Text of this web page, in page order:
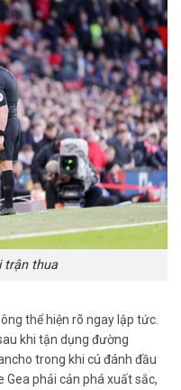
trận thua
thể hiện rõ ngay lập tức.
khi tận dụng đường
trong khi cú đánh đầu
phải cản phá xuất sắc,